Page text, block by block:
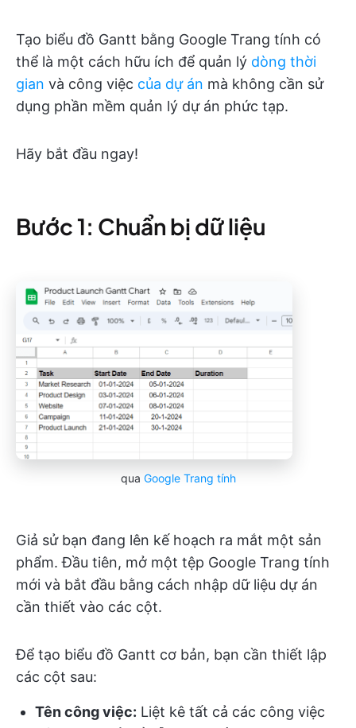
Tạo biểu đồ Gantt bằng Google Trang tính có
thể là một cách hữu ích để quản lý dòng thời
gian và công việc của dự án mà không cần sử
dụng phần mềm quản lý dự án phức tạp.
Hãy bắt đầu ngay!
Bước 1: Chuẩn bị dữ liệu
qua Google Trang tính
Giả sử bạn đang lên kế hoạch ra mắt một sản
phẩm. Đầu tiên, mở một tệp Google Trang tính
mới và bắt đầu bằng cách nhập dữ liệu dự án
cần thiết vào các cột.
Để tạo biểu đồ Gantt cơ bản, bạn cần thiết lập
các cột sau:
Tên công việc: Liệt kê tất cả các công việc